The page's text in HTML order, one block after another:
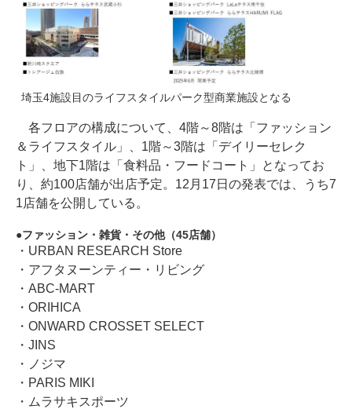
埼玉4施設目のライフスタイルパーク型商業施設となる
各フロアの構成について、4階～8階は「ファッション
＆ライフスタイル」、1階～3階は「デイリーセレク
ト」、地下1階は「食料品・フードコート」となってお
り、約100店舗が出店予定。12月17日の発表では、うち7
1店舗を公開している。
ファッション・雑貨・その他（45店舗）
・URBAN RESEARCH Store
・アフタヌーンティー・リビング
・ABC-MART
・ORIHICA
・ONWARD CROSSET SELECT
・JINS
・ノジマ
・PARIS MIKI
・ムラサキスポーツ